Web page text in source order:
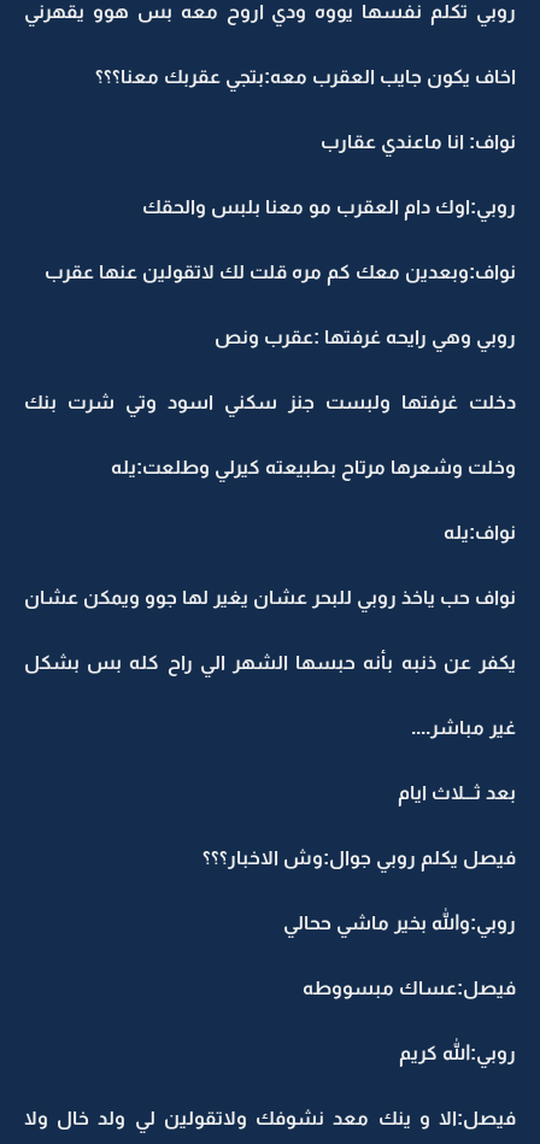
روبي تكلم نفسها يووه ودي اروح معه بس هوو يقهرني
اخاف يكون جايب العقرب معه:بتجي عقربك معنا؟؟؟
نواف: انا ماعندي عقارب
روبي:اوك دام العقرب مو معنا بلبس والحقك
نواف:وبعدين معك كم مره قلت لك لاتقولين عنها عقرب
روبي وهي رايحه غرفتها :عقرب ونص
دخلت غرفتها ولبست جنز سكني اسود وتي شرت بنك
وخلت وشعرها مرتاح بطبيعته كيرلي وطلعت:يله
نواف:يله
نواف حب ياخذ روبي للبحر عشان يغير لها جوو ويمكن عشان
يكفر عن ذنبه بأنه حبسها الشهر الي راح كله بس بشكل
غير مباشر....
بعد ثـــلاث ايام
فيصل يكلم روبي جوال:وش الاخبار؟؟؟
روبي:والله بخير ماشي ححالي
فيصل:عساك مبسووطه
روبي:الله كريم
فيصل:الا و ينك معد نشوفك ولاتقولين لي ولد خال ولا